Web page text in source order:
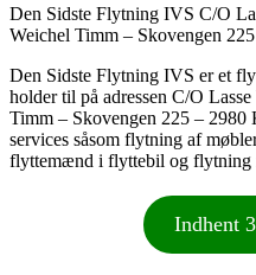
Den Sidste Flytning IVS C/O
Weichel Timm – Skovengen
Den Sidste Flytning IVS er et
holder til på adressen C/O
Timm – Skovengen 225 –
services såsom flytning af
flyttemænd i flyttebil og flytning
Indhent